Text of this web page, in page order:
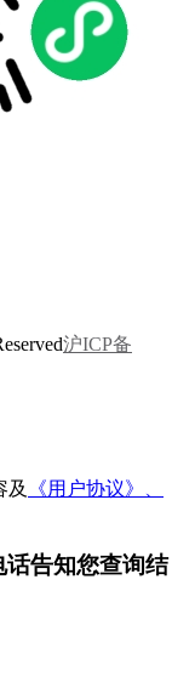
沪ICP备
及
《用户协议》、
告知您查询结